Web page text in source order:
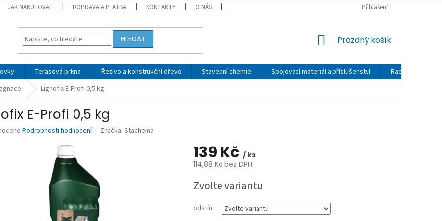
JAK NAKUPOVAT DOPRAVA A PLATBA KONTAKTY O NÁS OBCHODNÍ PODMÍNKY REKLAMAČNÍ ŘÁD
Přihlášení
HLEDAT
NÁKUPNÍ
Prázdný košík
Terasová prkna Řezivo a konstrukční dřevo Stavební chemie Spojovací materiál a příslušenství
Rady a návody
Lignofix E-Profi 0,5 kg
E-Profi 0,5 kg
Podrobnosti hodnocení Značka: Stachema
139 Kč / ks
114,88 Kč bez DPH
cena:
Zvolte variantu
odstín